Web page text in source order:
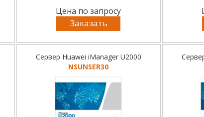
Цена по запросу
Заказать
Сервер Huawei iManager U2000
NSUNSER30